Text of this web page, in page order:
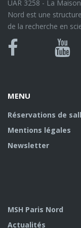
UAR 3258 - La
Nord est une
de la recherche en
Bluesky
Canal
MENU
Réservations de
Mentions légales
Newsletter
MSH Paris Nord
Actualités